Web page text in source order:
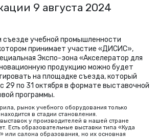
9 августа 2024
съезде учебной промышленности
принимает участие «ДИСИС»,
Экспо-зона «Акселератор для
продукцию можно будет
на площадке съезда, который
29 по 31 октября в формате выставочной
программы.
рынок учебного оборудования только
в стадии становления.
у производителей в нашей стране
Есть образовательные выставки типа «Куда
или салона образования, но их основная